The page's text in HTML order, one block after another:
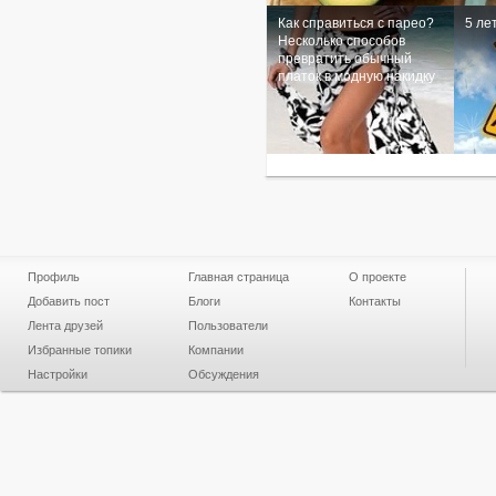
Как справиться с парео?
Несколько способов
превратить обычный
платок в модную накидку
5
Профиль
Добавить пост
Лента друзей
Избранные топики
Настройки
Главная страница
Блоги
Пользователи
Компании
Обсуждения
О проекте
Контакты